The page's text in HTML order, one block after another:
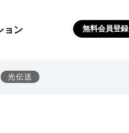
ョン 無料会員登録
光伝送